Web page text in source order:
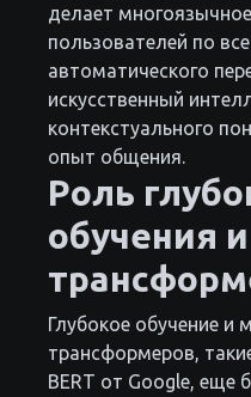
делает
пользователей по
автоматического
искусственный
контекстуального
опыт общения.
Роль
обучения и
Глубокое обучение и
трансформеров,
BERT от Google, еще